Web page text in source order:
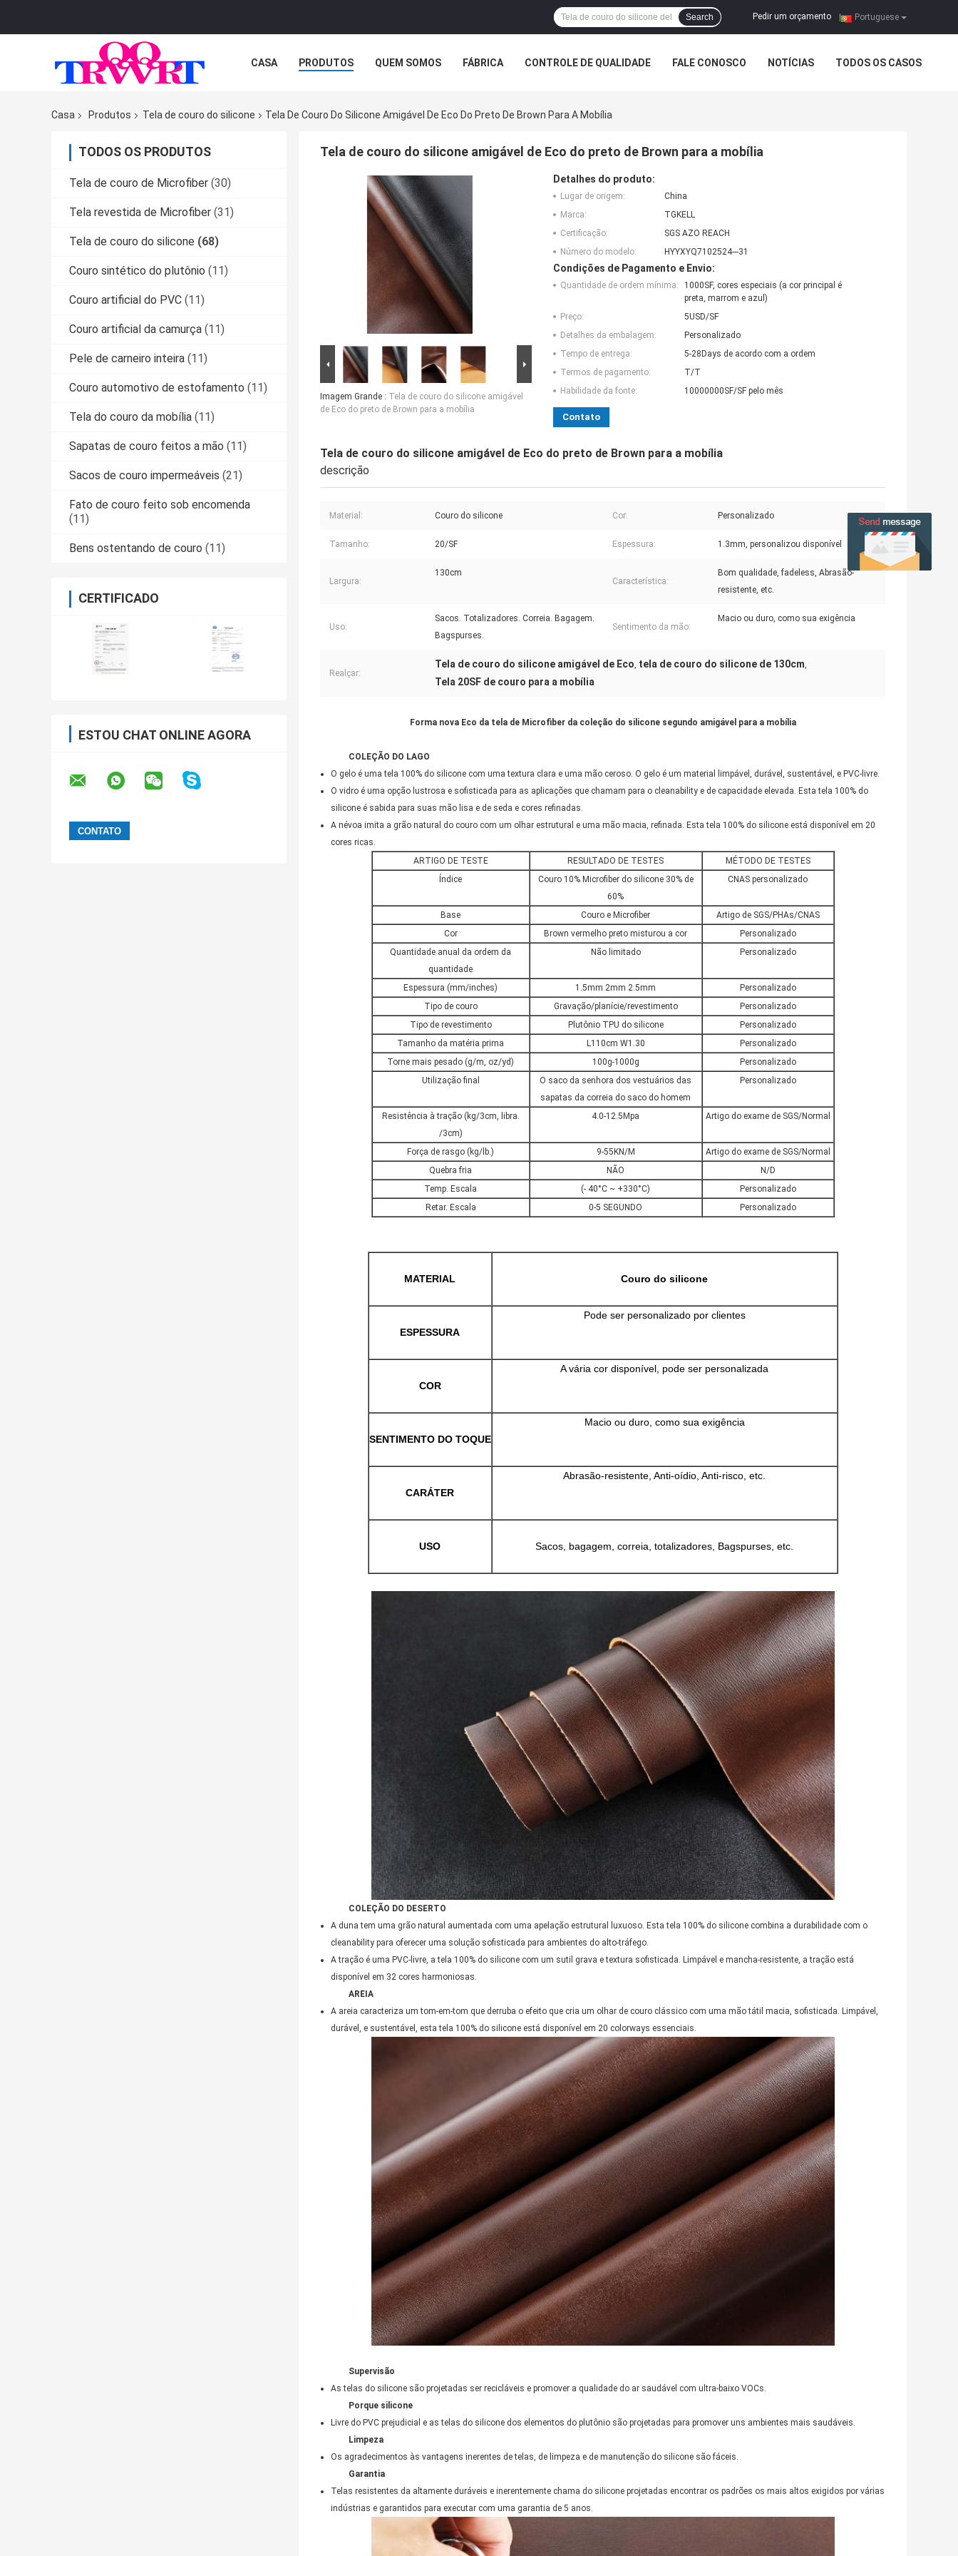
Portuguese
Pedir um orçamento |
Search
CASA PRODUTOS QUEM SOMOS FÁBRICA CONTROLE DE QUALIDADE FALE CONOSCO NOTÍCIAS TODOS OS CASOS
Casa Produtos Tela de couro do silicone Tela De Couro Do Silicone Amigável De Eco Do Preto De Brown Para A Mobília
TODOS OS PRODUTOS
Tela de couro de Microfiber (30)
Tela revestida de Microfiber (31)
Tela de couro do silicone (68)
Couro sintético do plutônio (11)
Couro artificial do PVC (11)
Couro artificial da camurça (11)
Pele de carneiro inteira (11)
Couro automotivo de estofamento (11)
Tela do couro da mobília (11)
Sapatas de couro feitos a mão (11)
Sacos de couro impermeáveis (21)
Fato de couro feito sob encomenda
(11)
Bens ostentando de couro (11)
CERTIFICADO
ESTOU CHAT ONLINE AGORA
Tela de couro do silicone amigável de Eco do preto de Brown para a mobília
Imagem Grande : Tela de couro do silicone amigável
de Eco do preto de Brown para a mobília
Detalhes do produto:
Lugar de origem:
China
Marca:
TGKELL
Certificação:
SGS AZO REACH
Número do modelo:
HYYXYQ7102524---31
Condições de Pagamento e Envio:
Quantidade de ordem mínima:
1000SF, cores especiais (a cor principal é
preta, marrom e azul)
Preço:
5USD/SF
Detalhes da embalagem:
Personalizado
Tempo de entrega:
5-28Days de acordo com a ordem
Termos de pagamento:
T/T
Habilidade da fonte:
10000000SF/SF pelo mês
Contato
Tela de couro do silicone amigável de Eco do preto de Brown para a mobília
descrição
Material: Couro do silicone Cor: Personalizado
Tamanho: 20/SF Espessura: 1.3mm, personalizou disponível
Largura:
130cm
Característica:
Bom qualidade, fadeless, Abrasão-
resistente, etc.
Uso:
Sacos. Totalizadores. Correia. Bagagem.
Bagspurses.
Sentimento da mão:
Macio ou duro, como sua exigência
Realçar:
Tela de couro do silicone amigável de Eco, tela de couro do silicone de 130cm,
Tela 20SF de couro para a mobília
Forma nova Eco da tela de Microfiber da coleção do silicone segundo amigável para a mobília
COLEÇÃO DO LAGO
O gelo é uma tela 100% do silicone com uma textura clara e uma mão ceroso. O gelo é um material limpável, durável, sustentável, e PVC-livre.
O vidro é uma opção lustrosa e sofisticada para as aplicações que chamam para o cleanability e de capacidade elevada. Esta tela 100% do
silicone é sabida para suas mão lisa e de seda e cores refinadas.
A névoa imita a grão natural do couro com um olhar estrutural e uma mão macia, refinada. Esta tela 100% do silicone está disponível em 20
cores ricas.
ARTIGO DE TESTE
RESULTADO DE TESTES
MÉTODO DE TESTES
Índice
Couro 10% Microfiber do silicone 30% de
60%
CNAS personalizado
Base Couro e Microfiber
Artigo de SGS/PHAs/CNAS
Cor
Brown vermelho preto misturou a cor
Personalizado
Quantidade anual da ordem da
quantidade
Não limitado Personalizado
Espessura (mm/inches) 1.5mm 2mm 2.5mm
Personalizado
Tipo de couro
Gravação/planície/revestimento
Personalizado
Tipo de revestimento
Plutônio TPU do silicone
Personalizado
Tamanho da matéria prima
L110cm W1.30
Personalizado
Torne mais pesado (g/m, oz/yd)
100g-1000g
Personalizado
Utilização final
O saco da senhora dos vestuários das
sapatas da correia do saco do homem
Personalizado
Resistência à tração (kg/3cm, libra.
/3cm)
4.0-12.5Mpa Artigo do exame de SGS/Normal
Força de rasgo (kg/lb.) 9-55KN/M
Artigo do exame de SGS/Normal
Quebra fria
NÃO
N/D
Temp. Escala
(- 40°C ~ +330°C)
Personalizado
Retar. Escala
0-5 SEGUNDO Personalizado
MATERIAL Couro do silicone
ESPESSURA
Pode ser personalizado por clientes
COR
A vária cor disponível, pode ser personalizada
SENTIMENTO DO TOQUE
Macio ou duro, como sua exigência
CARÁTER
Abrasão-resistente, Anti-oídio, Anti-risco, etc.
USO Sacos, bagagem, correia, totalizadores, Bagspurses, etc.
COLEÇÃO DO DESERTO
A duna tem uma grão natural aumentada com uma apelação estrutural luxuoso. Esta tela 100% do silicone combina a durabilidade com o
cleanability para oferecer uma solução sofisticada para ambientes do alto-tráfego.
A tração é uma PVC-livre, a tela 100% do silicone com um sutil grava e textura sofisticada. Limpável e mancha-resistente, a tração está
disponível em 32 cores harmoniosas.
AREIA
A areia caracteriza um tom-em-tom que derruba o efeito que cria um olhar de couro clássico com uma mão tátil macia, sofisticada. Limpável,
durável, e sustentável, esta tela 100% do silicone está disponível em 20 colorways essenciais.
Supervisão
As telas do silicone são projetadas ser recicláveis e promover a qualidade do ar saudável com ultra-baixo VOCs.
Porque silicone
Livre do PVC prejudicial e as telas do silicone dos elementos do plutônio são projetadas para promover uns ambientes mais saudáveis.
Limpeza
Os agradecimentos às vantagens inerentes de telas, de limpeza e de manutenção do silicone são fáceis.
Garantia
Telas resistentes da altamente duráveis e inerentemente chama do silicone projetadas encontrar os padrões os mais altos exigidos por várias
indústrias e garantidos para executar com uma garantia de 5 anos.